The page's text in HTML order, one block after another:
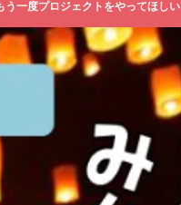
う一度プロジェクトをやってほしい